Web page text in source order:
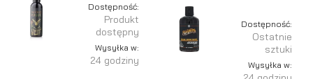
Dostępność:
Produkt
dostępny
Wysyłka w:
24 godziny
Dostępność:
Ostatnie
sztuki
Wysyłka w: